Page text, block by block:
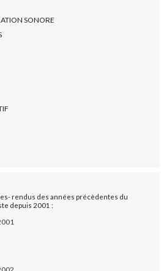
SONORE
rendus des années précèdentes du
depuis 2001 :